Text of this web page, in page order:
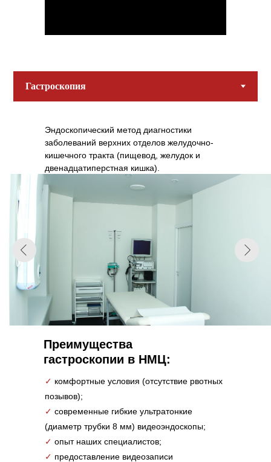
Эндоскопический метод диагностики
заболеваний верхних отделов желудочно-
кишечного тракта (пищевод, желудок и
двенадцатиперстная кишка).
✓ комфортные условия (отсутствие рвотных
позывов);
✓ современные гибкие ультратонкие
(диаметр трубки 8 мм) видеоэндоскопы;
✓ опыт наших специалистов;
✓ предоставление видеозаписи
Преимущества
гастроскопии в НМЦ: